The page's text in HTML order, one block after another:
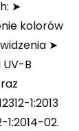
➤
kolorów
➤
B
1:2013
1:2014-02.